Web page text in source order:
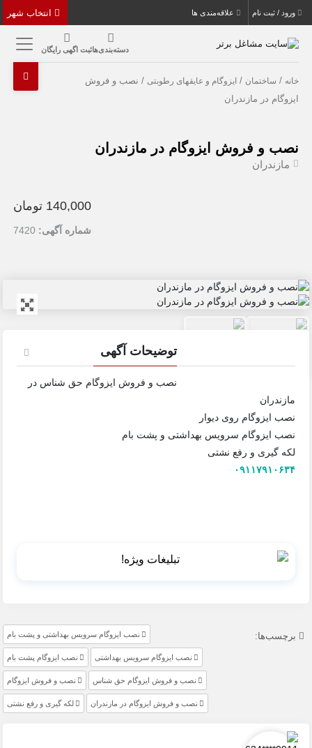
ورود / ثبت نام علاقه‌مندی ها
دسته‌بندی‌هاثبت اگهی رایگان
خانه / ساختمان / ایزوگام و عایقهای رطوبتی / نصب و فروش
ایزوگام در مازندران
نصب و فروش ایزوگام در مازندران
مازندران
140,000 تومان
شماره آگهی: 7420
توضیحات آگهی
نصب و فروش ایزوگام حق شناس در
مازندران
نصب ایزوگام روی دیوار
نصب ایزوگام سرویس بهداشتی و پشت بام
لکه گیری و رفع نشتی
۰۹۱۱۷۹۱۰۶۳۴
برچسب‌ها: نصب ایزوگام سرویس بهداشتی و پشت بام
نصب ایزوگام سرویس بهداشتی نصب ایزوگام پشت بام
نصب و فروش ایزوگام حق شناس نصب و فروش ایزوگام
نصب و فروش ایزوگام در مازندران لکه گیری و رفع نشتی